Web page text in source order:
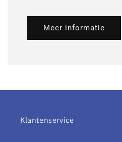
Meer informatie
Klantenservice